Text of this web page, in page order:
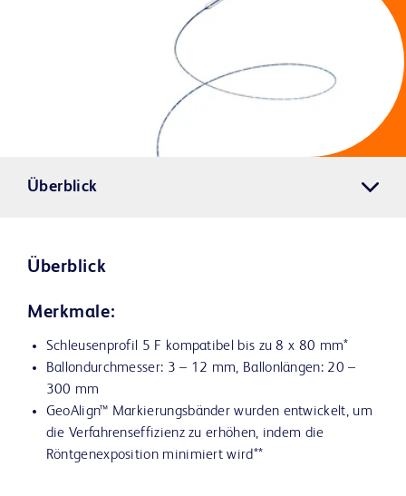
Überblick
Überblick
Merkmale:
Schleusenprofil 5 F kompatibel bis zu 8 x 80 mm*
Ballondurchmesser: 3 – 12 mm, Ballonlängen: 20 –
300 mm
GeoAlign™ Markierungsbänder wurden entwickelt, um
die Verfahrenseffizienz zu erhöhen, indem die
Röntgenexposition minimiert wird**